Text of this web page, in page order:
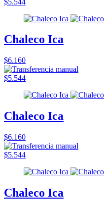
Chaleco Ica
$6.160
$5.544
Chaleco Ica
$6.160
$5.544
Chaleco Ica